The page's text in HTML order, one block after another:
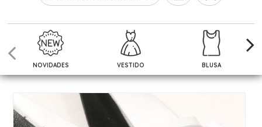
NOVIDADES VESTIDO BLUSA